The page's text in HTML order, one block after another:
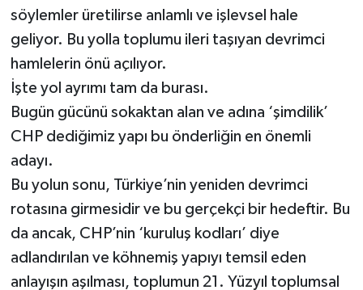
söylemler üretilirse anlamlı ve işlevsel hale
geliyor. Bu yolla toplumu ileri taşıyan devrimci
hamlelerin önü açılıyor.
İşte yol ayrımı tam da burası.
Bugün gücünü sokaktan alan ve adına ‘şimdilik’
CHP dediğimiz yapı bu önderliğin en önemli
adayı.
Bu yolun sonu, Türkiye’nin yeniden devrimci
rotasına girmesidir ve bu gerçekçi bir hedeftir. Bu
da ancak, CHP’nin ‘kuruluş kodları’ diye
adlandırılan ve köhnemiş yapıyı temsil eden
anlayışın aşılması, toplumun 21. Yüzyıl toplumsal